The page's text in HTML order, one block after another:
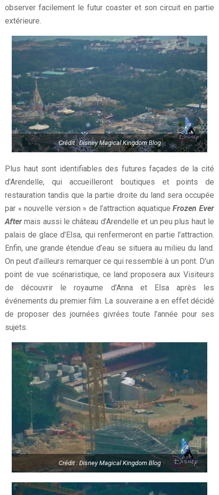
observer facilement le futur coaster et son circuit en partie
extérieure.
Crédit : Disney Magical Kingdom Blog
Plus haut sont identifiables des futures façades de la cité
d’Arendelle, qui accueilleront boutiques et points de
restauration tandis que la partie droite du land sera occupée
par « nouvelle version » de l’attraction aquatiqueFrozen Ever
Aftermais aussi le château d’Arendelle et un peu plus haut le
palais de glace d’Elsa, qui renfermeront en partie l’attraction.
Enfin, une grande étendue d’eau se situera au milieu du land.
On peut d’ailleurs remarquer ce qui ressemble à un pont. D’un
point de vue scénaristique, ce land proposera aux Visiteurs
de découvrir le royaume d’Anna et Elsa après les
événements du premier film. La souveraine a en effet décidé
de proposer des journées givrées toute l’année pour ses
sujets.
Crédit : Disney Magical Kingdom Blog